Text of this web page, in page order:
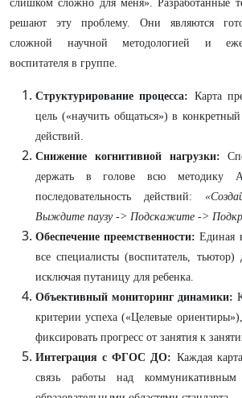
слишком сложно для меня». Разработанные
решают эту проблему. Они являются
сложной научной методологией и
воспитателя в группе.
Структурирование процесса: Карта
цель («научить общаться») в
действий.
Снижение когнитивной нагрузки:
держать в голове всю методику
последовательность действий:
Выждите паузу -> Подскажите ->
Обеспечение преемственности: Единая
все специалисты (воспитатель, тьютор)
исключая путаницу для ребенка.
Объективный мониторинг динамики:
критерии успеха («Целевые
фиксировать прогресс от занятия к
Интеграция с ФГОС ДО: Каждая
связь работы над